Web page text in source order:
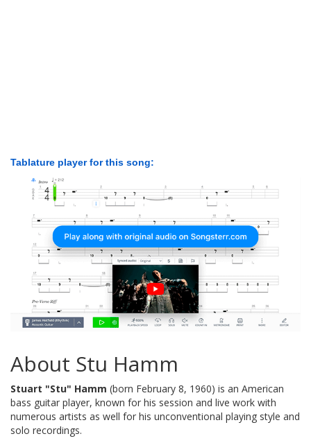
Tablature player for this song:
About Stu Hamm
Stuart "Stu" Hamm (born February 8, 1960) is an American
bass guitar player, known for his session and live work with
numerous artists as well for his unconventional playing style and
solo recordings.